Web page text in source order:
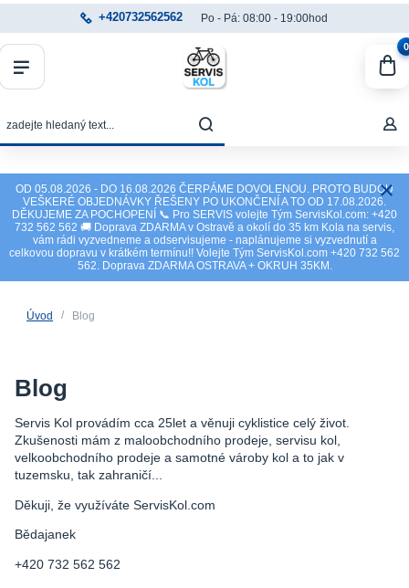
OD 05.08.2026 - DO 16.08.2026 ČERPÁME DOVOLENOU. PROTO BUDOU
VEŠKERÉ OBJEDNÁVKY ŘEŠENY PO UKONČENÍ A TO OD 17.08.2026.
DĚKUJEME ZA POCHOPENÍ 📞 Pro SERVIS volejte Tým ServisKol.com: +420
732 562 562 🚚 Doprava ZDARMA v Ostravě a okolí do 35 km Kola na servis,
vám rádi vyzvedneme a odservisujeme - naplánujeme si vyzvednutí a
celkovou dopravu v krátkém termínu!! Volejte Tým ServisKol.com +420 732 562
562. Doprava ZDARMA OSTRAVA + OKRUH 35KM.
+420732562562 Po - Pá: 08:00 - 19:00hod
0
Úvod Blog
Blog
Servis Kol provádím cca 25let a věnuji cyklistice celý život.
Zkušenosti mám z maloobchodního prodeje, servisu kol,
velkoobchodního prodeje a samotné vároby kol a to jak v
tuzemsku, tak zahraničí...
Děkuji, že využíváte ServisKol.com
Bědajanek
+420 732 562 562